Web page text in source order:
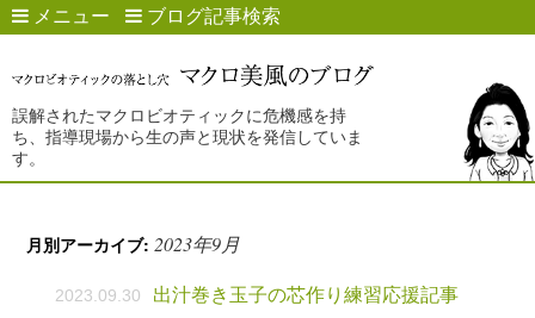
メニュー ブログ記事検索
誤解されたマクロビオティックに危機感を持
ち、指導現場から生の声と現状を発信していま
す。
月別アーカイブ:2023年9月
2023.09.30 出汁巻き玉子の芯作り練習応援記事